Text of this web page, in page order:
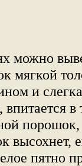
можно
мягкой
и
высохнет,
пятно